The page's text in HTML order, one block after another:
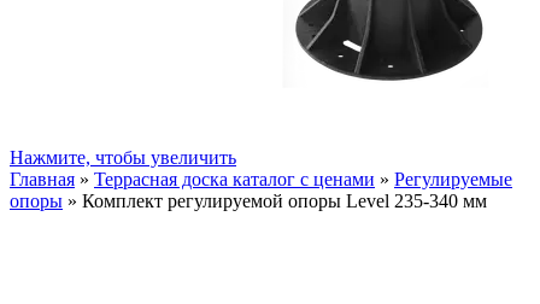
Нажмите, чтобы увеличить
Главная » Террасная доска каталог с ценами » Регулируемые
опоры » Комплект регулируемой опоры Level 235-340 мм